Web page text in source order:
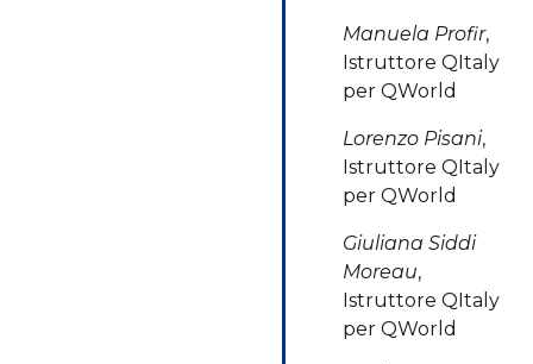
Manuela Profir,
Istruttore QItaly
per QWorld
Lorenzo Pisani,
Istruttore QItaly
per QWorld
Giuliana Siddi
Moreau,
Istruttore QItaly
per QWorld